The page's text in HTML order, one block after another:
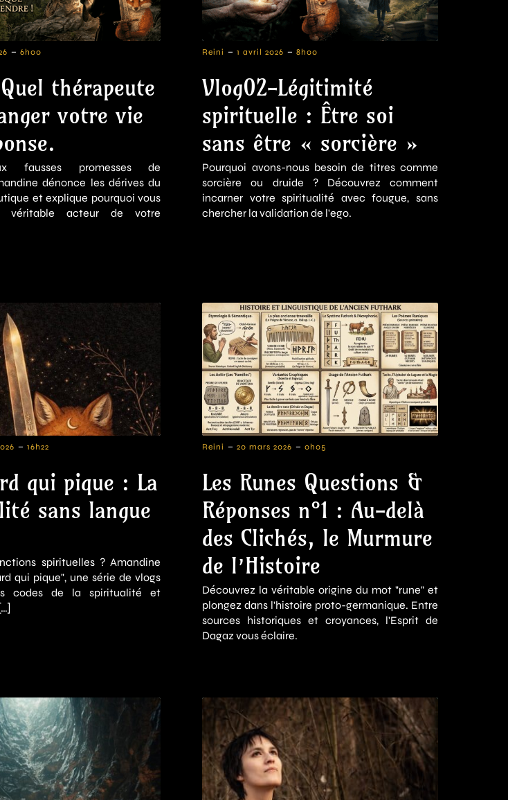
- 6h00
thérapeute
votre vie
fausses promesses de
dénonce les dérives du
et explique pourquoi vous
acteur de votre
Reini - 1 avril 2026 - 8h00
Vlog02-Légitimité
spirituelle : Être soi
sans être « sorcière »
Pourquoi avons-nous besoin de titres comme
sorcière ou druide ? Découvrez comment
incarner votre spiritualité avec fougue, sans
chercher la validation de l'ego.
- 16h22
qui pique : La
sans langue
spirituelles ? Amandine
qui pique", une série de vlogs
codes de la spiritualité et
Reini - 20 mars 2026 - 0h05
Les Runes Questions &
Réponses n°1 : Au-delà
des Clichés, le Murmure
de l’Histoire
Découvrez la véritable origine du mot "rune" et
plongez dans l'histoire proto-germanique. Entre
sources historiques et croyances, l'Esprit de
Dagaz vous éclaire.